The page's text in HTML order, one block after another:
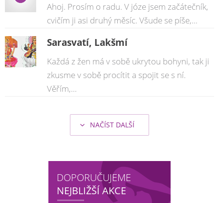
Ahoj. Prosím o radu. V józe jsem začátečník,
cvičím ji asi druhý měsíc. Všude se píše,...
Sarasvatí, Lakšmí
Každá z žen má v sobě ukrytou bohyni, tak ji
zkusme v sobě procítit a spojit se s ní.
Věřím,...
NAČÍST DALŠÍ
DOPORUČUJEME
NEJBLIŽŠÍ AKCE